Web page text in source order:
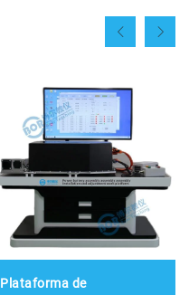
Plataforma de